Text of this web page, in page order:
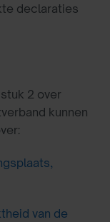
declaraties
2 over
kunnen
van de